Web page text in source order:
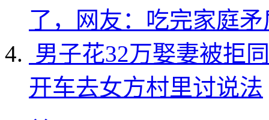
了，网友：吃完家庭
男子花32万娶妻被拒
开车去女方村里讨说法